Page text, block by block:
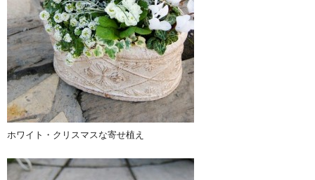
ホワイト・クリスマスな寄せ植え